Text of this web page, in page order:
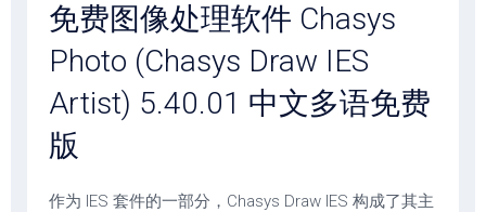
免费图像处理软件 Chasys
Photo (Chasys Draw IES
Artist) 5.40.01 中文多语免费
版
作为 IES 套件的一部分，Chasys Draw IES 构成了其主